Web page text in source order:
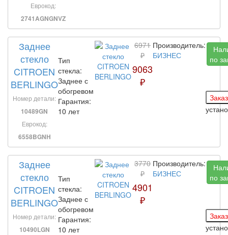
Еврокод:
2741AGNGNVZ
Заднее
стекло
CITROEN
BERLINGO
Номер детали:
10489GN
Еврокод:
6558BGNH
Тип
стекла:
Заднее с
обогревом
Гарантия:
10 лет
6971
₽
9063
₽
Производитель:
БИЗНЕС
по
Заднее
стекло
CITROEN
BERLINGO
Номер детали:
10490LGN
Тип
стекла:
Заднее с
обогревом
Гарантия:
10 лет
3770
₽
4901
₽
Производитель:
БИЗНЕС
по